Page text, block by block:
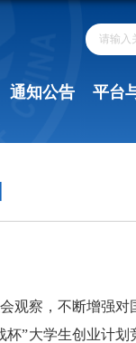
通知公告 平台
观察，不断增强对
杯”大学生创业计划